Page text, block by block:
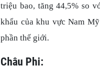
triệu bao, tăng 44,5% so
khẩu của khu vực Nam
phần thế giới.
Châu Phi: